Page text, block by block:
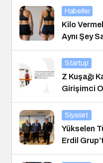
Haberler
Kilo
Aynı Şey
Startup
Z Kuşağı
Girişimci
Siyaset
Yükselen
Erdil
Anlamlı